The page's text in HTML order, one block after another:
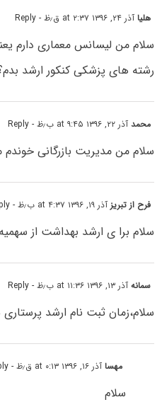
هلیاآذر ۲۴, ۱۳۹۶ at ۲:۳۷ ق٫ظ - Reply
سلام من لیسانس معماری دارم
رشته های پزشکی کنکور ارشد
محمدآذر ۲۲, ۱۳۹۶ at ۹:۴۵ ب٫ظ - Reply
سلام من مدیریت بازرگانی خوندم
فرح از تبریز آذر ۱۹, ۱۳۹۶ at ۴:۳۷ ب٫ظ - Reply
سلام برا ی ارشد بهداشت از
سمانهآذر ۱۳, ۱۳۹۶ at ۱۱:۳۶ ب٫ظ - Reply
سلام،زمان ثبت نام ارشد پرستاری همین
مهساآذر ۱۶, ۱۳۹۶ at ۰:۱۳ ق٫ظ - Reply
سلام